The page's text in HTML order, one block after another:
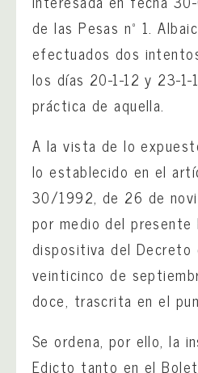
de las Pesas nº 1.
efectuados dos
los días 20-1-12 y 23-
práctica de aquella.
A la vista de lo
lo establecido en el
30/1992, de 26 de
por medio del
dispositiva del Decreto
veinticinco de
doce, trascrita en el
Se ordena, por ello, la
Edicto tanto en el